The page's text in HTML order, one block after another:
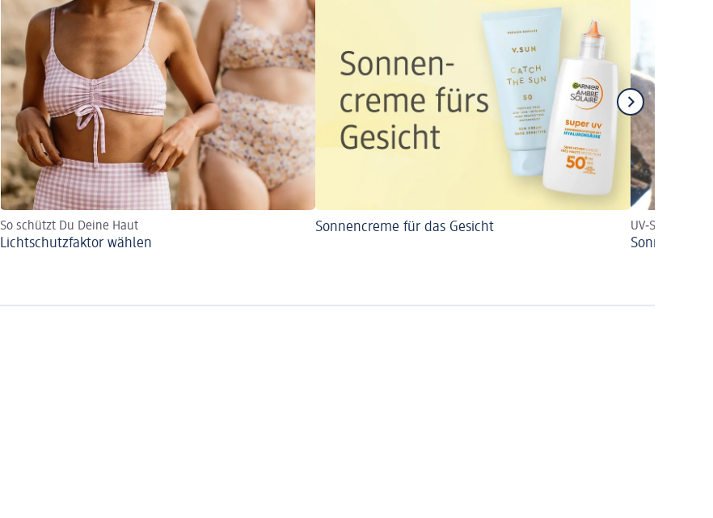
So schützt Du Deine Haut
Lichtschutzfaktor wählen
Sonnencreme für das Gesicht UV‑Schutz